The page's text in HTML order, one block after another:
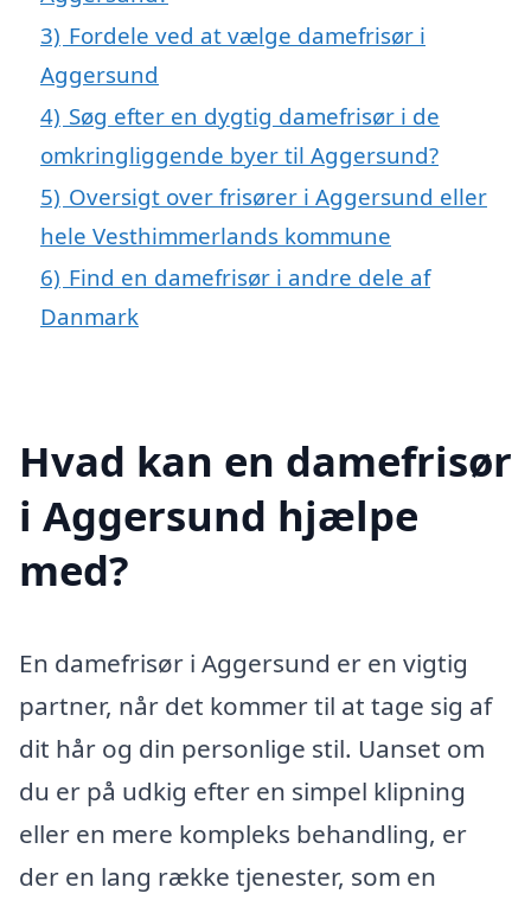
3) Fordele ved at vælge damefrisør i
Aggersund
4) Søg efter en dygtig damefrisør i de
omkringliggende byer til Aggersund?
5) Oversigt over frisører i Aggersund eller
hele Vesthimmerlands kommune
6) Find en damefrisør i andre dele af
Danmark
Hvad kan en damefrisør
i Aggersund hjælpe
med?
En damefrisør i Aggersund er en vigtig
partner, når det kommer til at tage sig af
dit hår og din personlige stil. Uanset om
du er på udkig efter en simpel klipning
eller en mere kompleks behandling, er
der en lang række tjenester, som en